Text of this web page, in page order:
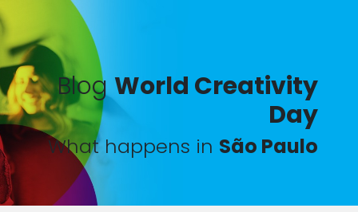
Blog World Creativity
Day
What happens in São Paulo